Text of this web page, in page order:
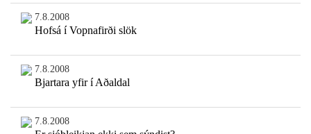
7.8.2008
Hofsá í Vopnafirði slök
7.8.2008
Bjartara yfir í Aðaldal
7.8.2008